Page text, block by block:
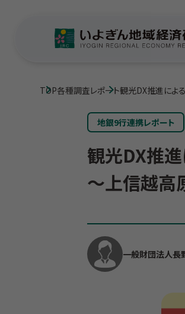
TOP各種調査レポート観光DX推進によ
地銀9行連携レポート
観光DX推
～上信越高
一般財団法人